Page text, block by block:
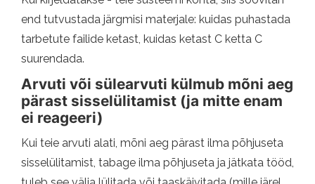
end tutvustada järgmisi materjale: kuidas puhastada
tarbetute failide ketast, kuidas ketast C ketta C
suurendada.
Arvuti või sülearvuti külmub mõni aeg
pärast sisselülitamist (ja mitte enam
ei reageeri)
Kui teie arvuti alati, mõni aeg pärast ilma põhjuseta
sisselülitamist, tabage ilma põhjuseta ja jätkata tööd,